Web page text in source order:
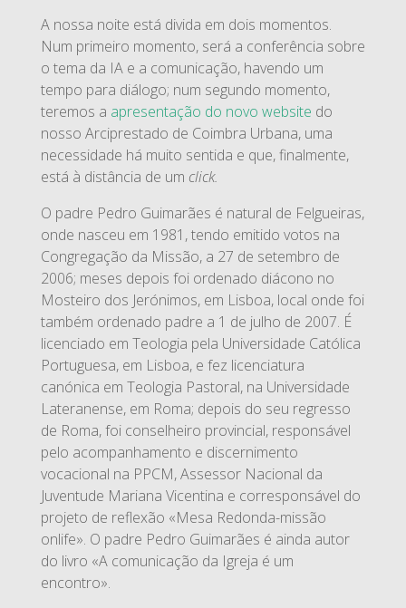
A nossa noite está divida em dois momentos.
Num primeiro momento, será a conferência sobre
o tema da IA e a comunicação, havendo um
tempo para diálogo; num segundo momento,
teremos a apresentação do novo website do
nosso Arciprestado de Coimbra Urbana, uma
necessidade há muito sentida e que, finalmente,
está à distância de um click.
O padre Pedro Guimarães é natural de Felgueiras,
onde nasceu em 1981, tendo emitido votos na
Congregação da Missão, a 27 de setembro de
2006; meses depois foi ordenado diácono no
Mosteiro dos Jerónimos, em Lisboa, local onde foi
também ordenado padre a 1 de julho de 2007. É
licenciado em Teologia pela Universidade Católica
Portuguesa, em Lisboa, e fez licenciatura
canónica em Teologia Pastoral, na Universidade
Lateranense, em Roma; depois do seu regresso
de Roma, foi conselheiro provincial, responsável
pelo acompanhamento e discernimento
vocacional na PPCM, Assessor Nacional da
Juventude Mariana Vicentina e corresponsável do
projeto de reflexão «Mesa Redonda-missão
onlife». O padre Pedro Guimarães é ainda autor
do livro «A comunicação da Igreja é um
encontro».